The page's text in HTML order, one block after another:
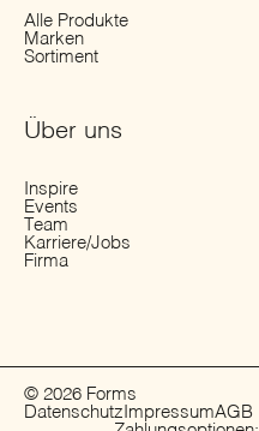
Alle Produkte
Marken
Sortiment
Über uns
Inspire
Events
Team
Karriere/Jobs
Firma
© 2026 Forms
Datenschutz ImpressumAGB